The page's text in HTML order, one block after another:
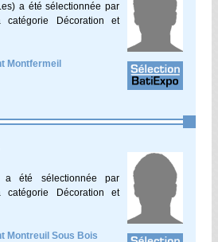
a été sélectionnée par
catégorie Décoration et
Montfermeil
a été sélectionnée par
catégorie Décoration et
Montreuil Sous Bois